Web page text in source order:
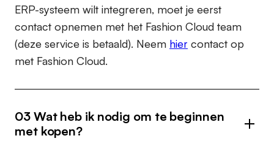
ERP-systeem wilt integreren, moet je eerst
contact opnemen met het Fashion Cloud team
(deze service is betaald). Neem hier contact op
met Fashion Cloud.
03 Wat heb ik nodig om te beginnen
met kopen?